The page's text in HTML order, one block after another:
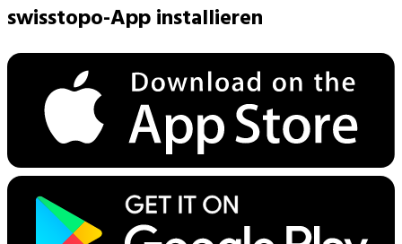
swisstopo-App installieren